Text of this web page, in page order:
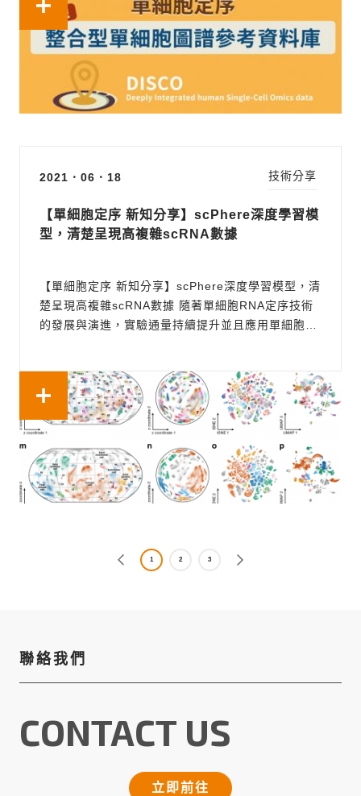
也包含相當多來自COVID-19相關...
2021．06．18
【單細胞定序 新知分享】scPhere深度學習模
型，清楚呈現高複雜scRNA數據
【單細胞定序 新知分享】scPhere深度學習模型，清
楚呈現高複雜scRNA數據 隨著單細胞RNA定序技術
的發展與演進，實驗通量持續提升並且應用單細胞
清楚呈現，一直都是單細胞定序分析相當重要的課
題。甫於今年五月發表在《Nature...
技術分享
1 2 3
聯絡我們
CONTACT US
立即前往